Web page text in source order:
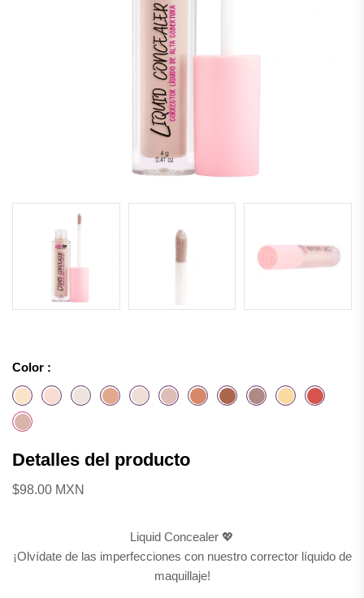
Color :
Detalles del producto
$98.00 MXN
Liquid Concealer 💖
¡Olvídate de las imperfecciones con nuestro corrector líquido de
maquillaje!